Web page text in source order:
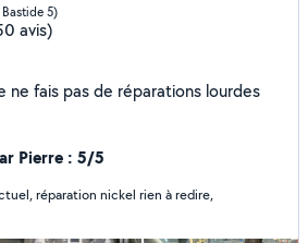
5)
avis)
ne fais pas de réparations lourdes
Pierre : 5/5
réparation nickel rien à redire,